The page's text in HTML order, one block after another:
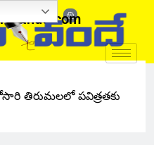
తిరుమలలో పవిత్రతకు